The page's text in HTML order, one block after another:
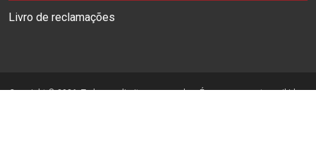
Livro de reclamações
Copyright © 2026. Todos os direitos reservados. É expressamente proibida a